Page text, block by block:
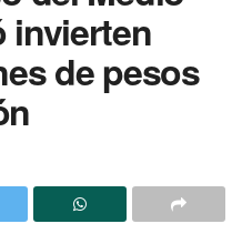
invierten
de pesos